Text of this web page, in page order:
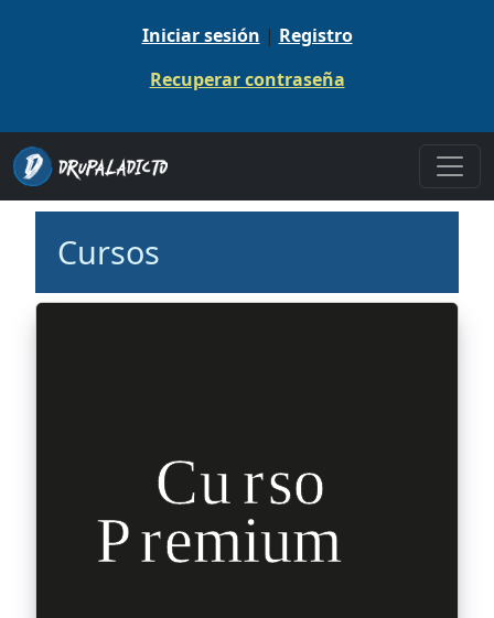
Iniciar sesión | Registro
Recuperar contraseña
Cursos